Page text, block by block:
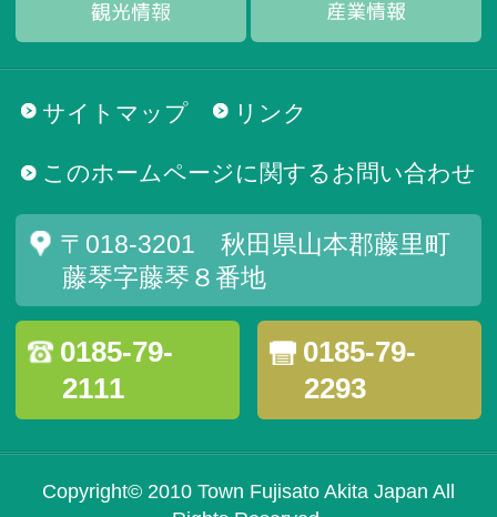
サイトマップ リンク
このホームページに関するお問い合わせ
〒018-3201 秋田県山本郡藤里町
藤琴字藤琴８番地
0185-79-
2111
0185-79-
2293
Copyright© 2010 Town Fujisato Akita Japan All